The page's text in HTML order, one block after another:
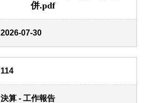
併.pdf
2026-07-30
114
決算 - 工作報告